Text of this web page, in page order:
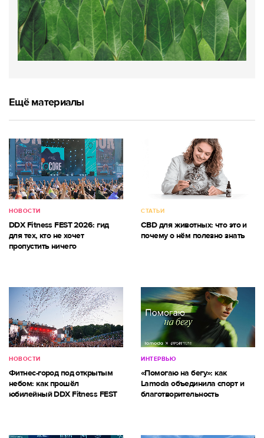
Ещё материалы
НОВОСТИ
DDX Fitness FEST 2026: гид
для тех, кто не хочет
пропустить ничего
СТАТЬИ
CBD для животных: что это и
почему о нём полезно знать
НОВОСТИ
Фитнес-город под открытым
небом: как прошёл
юбилейный DDX Fitness FEST
ИНТЕРВЬЮ
«Помогаю на бегу»: как
Lamoda объединила спорт и
благотворительность